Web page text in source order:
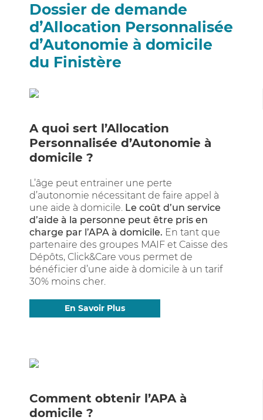
Dossier de demande
d’Allocation Personnalisée
d’Autonomie à domicile
du Finistère
A quoi sert l’Allocation
Personnalisée d’Autonomie à
domicile ?
L’âge peut entrainer une perte
d’autonomie nécessitant de faire appel à
une aide à domicile. Le coût d’un service
d’aide à la personne peut être pris en
charge par l’APA à domicile. En tant que
partenaire des groupes MAIF et Caisse des
Dépôts, Click&Care vous permet de
bénéficier d’une aide à domicile à un tarif
30% moins cher.
En Savoir Plus
Comment obtenir l’APA à
domicile ?